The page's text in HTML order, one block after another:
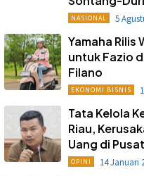
NASIONAL 5
Yamaha Rilis
untuk Fazio
Filano
EKONOMI BISNIS
Tata Kelola
Riau,
Uang di Pusat
OPINI 14 Januari